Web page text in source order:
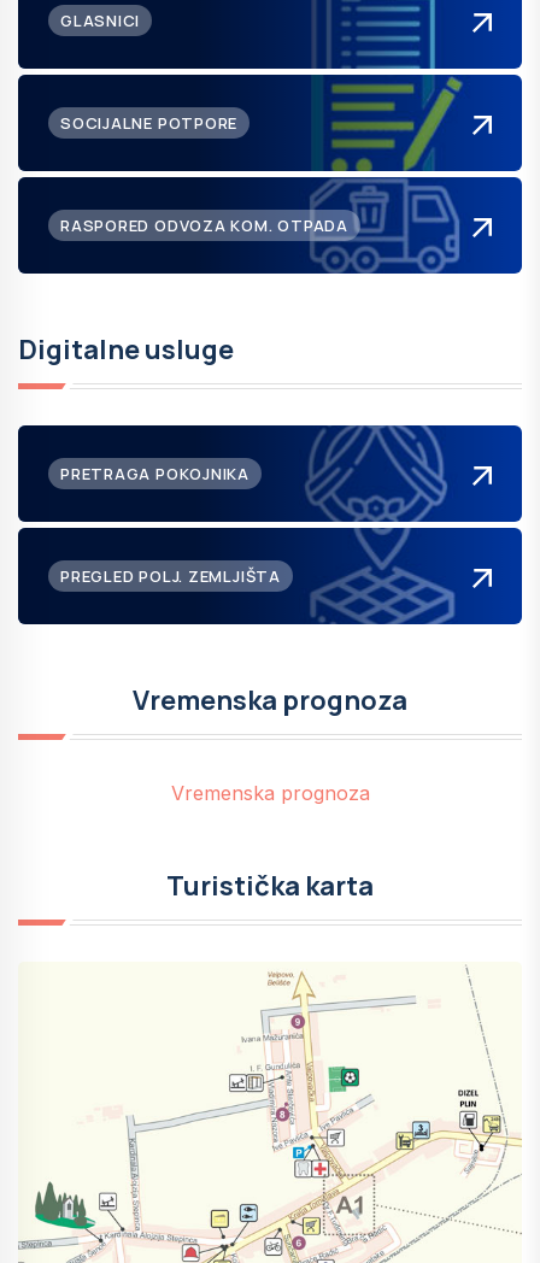
GLASNICI
SOCIJALNE POTPORE
RASPORED ODVOZA KOM. OTPADA
Digitalne usluge
PRETRAGA POKOJNIKA
PREGLED POLJ. ZEMLJIŠTA
Vremenska prognoza
Vremenska prognoza
Turistička karta